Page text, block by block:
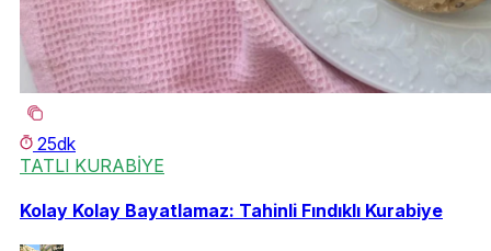
25dk
TATLI KURABİYE
Kolay Kolay Bayatlamaz: Tahinli Fındıklı Kurabiye